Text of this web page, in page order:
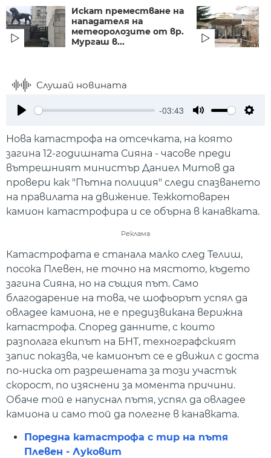
Искат преместване на
нападателя на
метеоролозите от вр.
Мургаш в...
Слушай новината
-03:43
Нова катастрофа на отсечката, на която
загина 12-годишната Сияна - часове преди
вътрешният министър Даниел Митов да
провери как "Пътна полиция" следи спазването
на правилата на движение. Тежкотоварен
камион катастрофира и се обърна в канавката.
Реклама
Катастрофата е станала малко след Телиш,
посока Плевен, не точно на мястото, където
загина Сияна, но на същия път. Само
благодарение на това, че шофьорът успял да
овладее камиона, не е предизвикана верижна
катастрофа. Според данните, с които
разполага екипът на БНТ, технографският
запис показва, че камионът се е движил с доста
по-ниска от разрешената за този участък
скорост, по изяснени за момента причини.
Обаче той е напуснал пътя, успял да овладее
камиона и само той да полегне в канавката.
Поредна катастрофа с тир на пътя
Плевен - Луковит